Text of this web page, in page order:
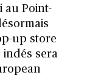
au Point-
up store
indés sera